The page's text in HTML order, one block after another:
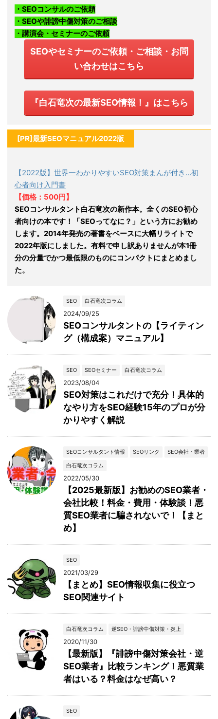
・SEOコンサルのご依頼
・SEOや誹謗中傷対策のご相談
・講演会・セミナーのご依頼
SEOやセミナーのご依頼・ご相談・お問
い合わせはこちら
『白石竜次の最新SEO情報！』はこちら
[PR]最新SEOマニュアル2022版
【2022版】世界一わかりやすいSEO対策まんが付き…初
心者向け入門書
【価格：500円】
SEOコンサルタント白石竜次の新作本。全くのSEO初心
者向けの本です！「SEOってなに？」という方にお勧め
します。2014年発売の著書をベースに大幅リライトで
2022年版にしました。有料で申し訳ありませんが本1冊
分の分量でかつ最低限のものにコンパクトにまとめまし
た。
SEO 白石竜次コラム
2024/09/25
SEOコンサルタントの【ライティン
グ（構成案）マニュアル】
SEO SEOセミナー 白石竜次コラム
2023/08/04
SEO対策はこれだけで充分！具体的
なやり方をSEO経験15年のプロが分
かりやすく解説
SEOコンサルタント情報 SEOリンク
SEO会社・業者
白石竜次コラム
2022/05/30
【2025最新版】お勧めのSEO業者・
会社比較！料金・費用・体験談！悪
質SEO業者に騙されないで！【まと
め】
SEO
2021/03/29
【まとめ】SEO情報収集に役立つ
SEO関連サイト
白石竜次コラム 逆SEO・誹謗中傷対策・炎上
2020/11/30
【最新版】『誹謗中傷対策会社・逆
SEO業者』比較ランキング！悪質業
者はいる？料金はなぜ高い？
SEO